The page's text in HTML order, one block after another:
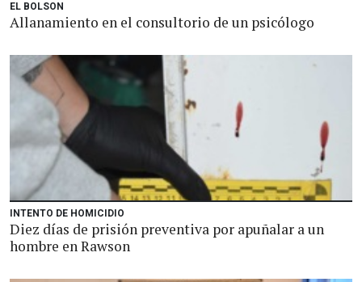
EL BOLSON
Allanamiento en el consultorio de un psicólogo
INTENTO DE HOMICIDIO
Diez días de prisión preventiva por apuñalar a un
hombre en Rawson